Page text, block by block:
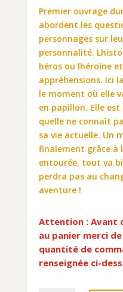
Premier ouvrage
abordent les
personnages sur
personnalité.
héros ou lhéroïne
appréhensions. Ici
le moment où elle
en papillon. Elle
quelle ne connaît
sa vie actuelle. Un
finalement grâce à
entourée, tout va
perdra pas au
aventure !
Attention : Avant
au panier merci
quantité de
renseignée ci-